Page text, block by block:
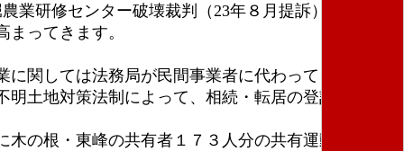
研修センター破壊裁判（23年８月提訴）と連動
ってきます。
関しては法務局が民間事業者に代わって、わずか
土地対策法制によって、相続・転居の登記変更を
の根・東峰の共有者１７３人分の共有運動の会へ